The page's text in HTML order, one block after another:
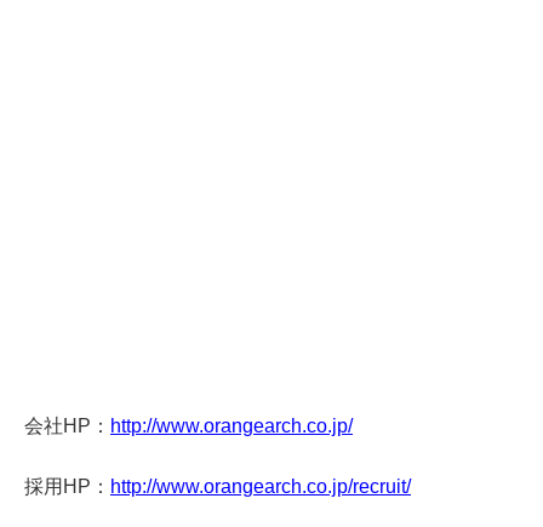
会社HP： http://www.orangearch.co.jp/
採用HP： http://www.orangearch.co.jp/recruit/